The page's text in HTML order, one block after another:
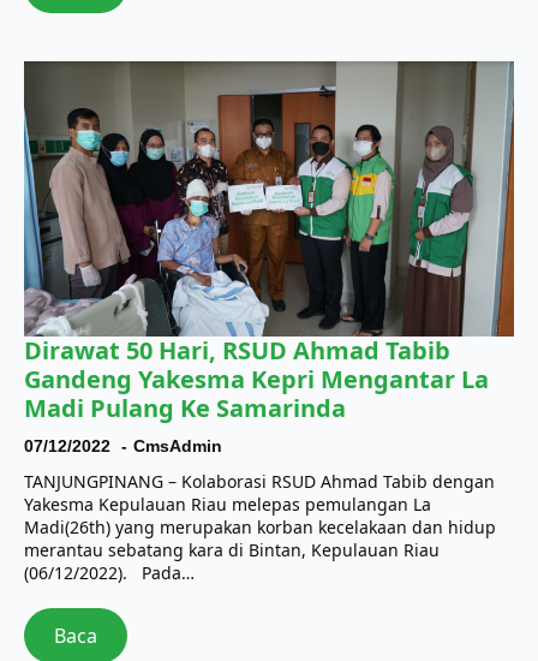
Dirawat 50 Hari, RSUD Ahmad Tabib
Gandeng Yakesma Kepri Mengantar La
Madi Pulang Ke Samarinda
07/12/2022 CmsAdmin
TANJUNGPINANG – Kolaborasi RSUD Ahmad Tabib dengan
Yakesma Kepulauan Riau melepas pemulangan La
Madi(26th) yang merupakan korban kecelakaan dan hidup
merantau sebatang kara di Bintan, Kepulauan Riau
(06/12/2022). Pada…
Baca